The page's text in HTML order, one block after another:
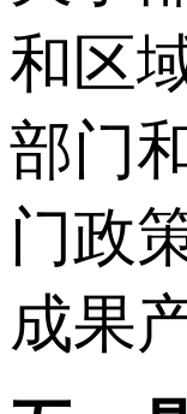
和区
部门
门政
成果